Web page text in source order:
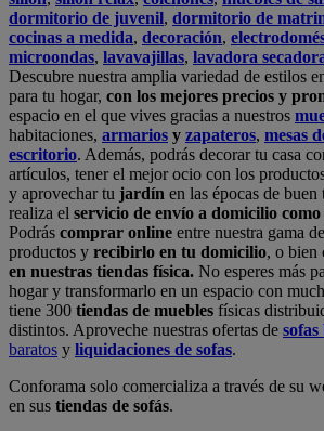
dormitorio de juvenil, dormitorio de
cocinas a medida, decoración,
microondas, lavavajillas, lavadora
Descubre nuestra amplia variedad de estilos
para tu hogar, con los mejores precios y
espacio en el que vives gracias a nuestros
habitaciones, armarios y zapateros, mesas
escritorio. Además, podrás decorar tu casa
artículos, tener el mejor ocio con los
y aprovechar tu jardín en las épocas de
realiza el servicio de envío a domicilio
Podrás comprar online entre nuestra gama
productos y recibirlo en tu domicilio, o bien
en nuestras tiendas física. No esperes más
hogar y transformarlo en un espacio con
tiene 300 tiendas de muebles físicas
distintos. Aproveche nuestras ofertas de
baratos y liquidaciones de sofas.
Conforama solo comercializa a través de su
en sus tiendas de sofás.